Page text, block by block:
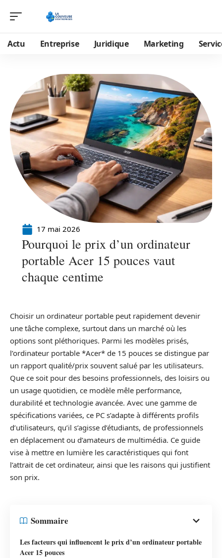
Actu Entreprise Juridique Marketing
17 mai 2026
Pourquoi le prix d’un ordinateur
portable Acer 15 pouces vaut
chaque centime
Choisir un ordinateur portable peut rapidement devenir
une tâche complexe, surtout dans un marché où les
options sont pléthoriques. Parmi les modèles prisés,
l’ordinateur portable *Acer* de 15 pouces se distingue par
un rapport qualité/prix souvent salué par les utilisateurs.
Que ce soit pour des besoins professionnels, des loisirs ou
un usage quotidien, ce modèle mêle performance,
durabilité et technologie avancée. Avec une gamme de
spécifications variées, ce PC s’adapte à différents profils
d’utilisateurs, qu’il s’agisse d’étudiants, de professionnels
en déplacement ou d’amateurs de multimédia. Ce guide
vise à mettre en lumière les caractéristiques qui font
l’attrait de cet ordinateur, ainsi que les raisons qui justifient
son prix.
Sommaire
Les facteurs qui influencent le prix d’un ordinateur portable
Acer 15 pouces